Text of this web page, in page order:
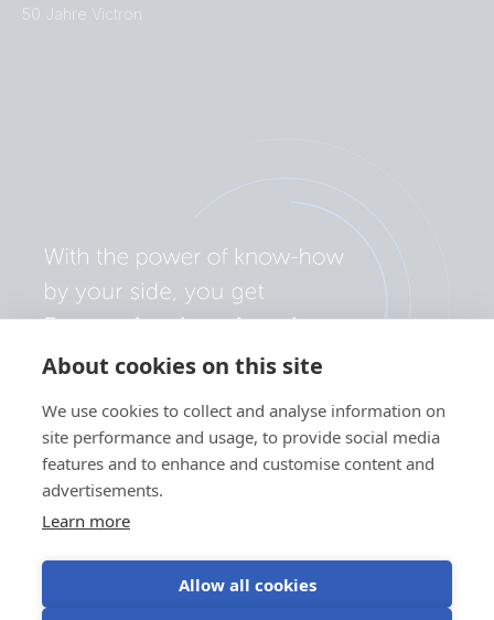
About cookies on this site
We use cookies to collect and analyse information on
site performance and usage, to provide social media
features and to enhance and customise content and
advertisements.
Learn more
Allow all cookies
50 Jahre Victron
Datenschutzerklärung